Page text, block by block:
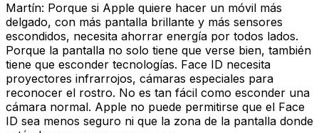
Martín: Porque si Apple quiere hacer un móvil más
delgado, con más pantalla brillante y más sensores
escondidos, necesita ahorrar energía por todos lados.
Porque la pantalla no solo tiene que verse bien, también
tiene que esconder tecnologías. Face ID necesita
proyectores infrarrojos, cámaras especiales para
reconocer el rostro. No es tan fácil como esconder una
cámara normal. Apple no puede permitirse que el Face
ID sea menos seguro ni que la zona de la pantalla donde